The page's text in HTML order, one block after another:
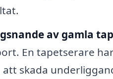
av gamla
En tapetserare
att skada